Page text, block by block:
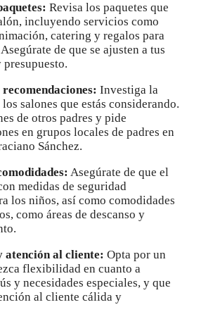
Revisa los paquetes que
incluyendo servicios como
catering y regalos para
de que se ajusten a tus
presupuesto.
Investiga la
salones que estás considerando.
de otros padres y pide
en grupos locales de padres en
Sánchez.
Asegúrate de que el
medidas de seguridad
los niños, así como comodidades
como áreas de descanso y
atención al cliente: Opta por un
flexibilidad en cuanto a
y necesidades especiales, y que
al cliente cálida y